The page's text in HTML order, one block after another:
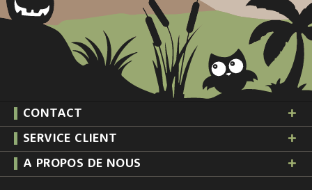
CONTACT
SERVICE CLIENT
A PROPOS DE NOUS